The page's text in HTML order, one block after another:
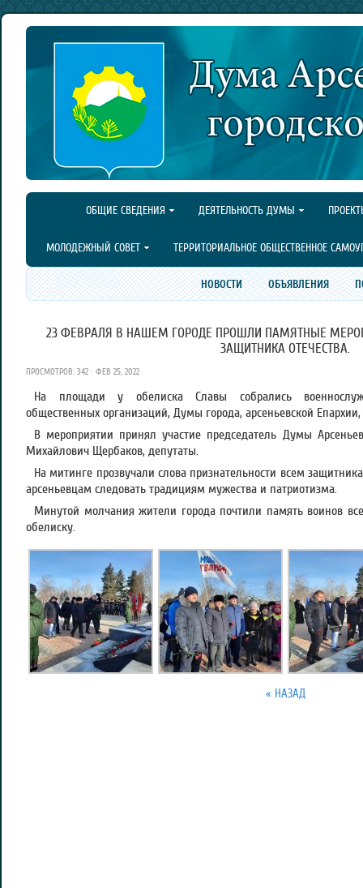
ОБЩИЕ СВЕДЕНИЯ ДЕЯТЕЛЬНОСТЬ ДУМЫ
МОЛОДЕЖНЫЙ СОВЕТ ТЕРРИТОРИАЛЬНОЕ ОБЩЕСТВЕННОЕ
НОВОСТИ ОБЪЯВЛЕНИЯ
23 ФЕВРАЛЯ В НАШЕМ ГОРОДЕ ПРОШЛИ ПАМЯТНЫЕ
ЗАЩИТНИКА ОТЕЧЕСТВА.
ПРОСМОТРОВ: 342 · ФЕВ 25, 2022
На площади у обелиска Славы собрались
общественных организаций, Думы города, арсеньевской
В мероприятии принял участие председатель Думы
Михайлович Щербаков, депутаты.
На митинге прозвучали слова признательности всем
арсеньевцам следовать традициям мужества и патриотизма.
Минутой молчания жители города почтили память воинов
обелиску.
« НАЗАД